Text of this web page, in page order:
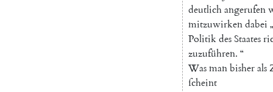
deutlichangerufen
mitzuwirkendabei „
PolitikdesStaates
zuzuführen. “
Wasmanbisherals
ſcheint